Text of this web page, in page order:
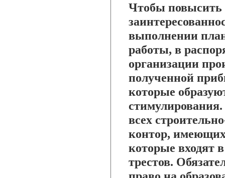
Чтобы повысить
выполнении
работы, в
организации
полученной
которые
всех
контор,
которые входят
трестов.